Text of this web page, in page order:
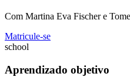
Com Martina Eva Fischer e
Matricule-se
school
Aprendizado objetivo